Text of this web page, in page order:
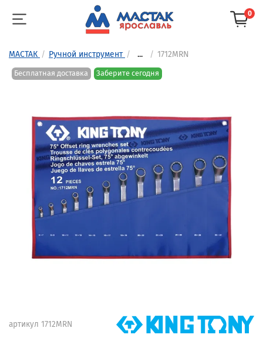
0
МАСТАК Ручной инструмент ... 1712MRN
Бесплатная доставка Заберите сегодня
артикул 1712MRN